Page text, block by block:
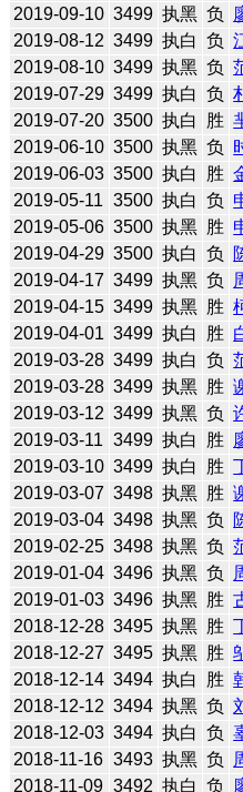
2019-09-10 3499 执黑 负
2019-08-12 3499 执白 负
2019-08-10 3499 执黑 负
2019-07-29 3499 执白 负
2019-07-20 3500 执白 胜
2019-06-10 3500 执黑 负
2019-06-03 3500 执白 胜
2019-05-11 3500 执白 负
2019-05-06 3500 执黑 胜
2019-04-29 3500 执白 负
2019-04-17 3499 执黑 负
2019-04-15 3499 执黑 胜
2019-04-01 3499 执白 胜
2019-03-28 3499 执白 负
2019-03-28 3499 执黑 胜
2019-03-12 3499 执黑 负
2019-03-11 3499 执白 胜
2019-03-10 3499 执白 胜
2019-03-07 3498 执黑 胜
2019-03-04 3498 执黑 负
2019-02-25 3498 执黑 负
2019-01-04 3496 执黑 负
2019-01-03 3496 执黑 胜
2018-12-28 3495 执黑 胜
2018-12-27 3495 执黑 胜
2018-12-14 3494 执白 胜
2018-12-12 3494 执黑 负
2018-12-03 3494 执白 负
2018-11-16 3493 执黑 负
2018-11-09 3492 执白 负